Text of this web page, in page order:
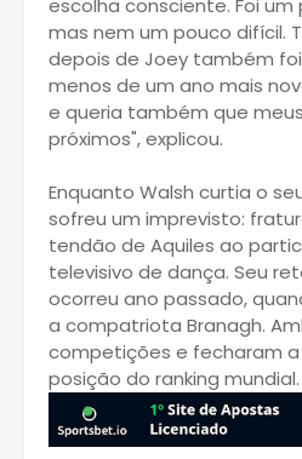
escolha consciente. Foi
mas nem um pouco difícil.
depois de Joey também foi
menos de um ano mais
e queria também que
próximos", explicou.
Enquanto Walsh curtia o
sofreu um imprevisto:
tendão de Aquiles ao
televisivo de dança. Seu
ocorreu ano passado,
a compatriota Branagh.
competições e fecharam a
posição do ranking mundial.